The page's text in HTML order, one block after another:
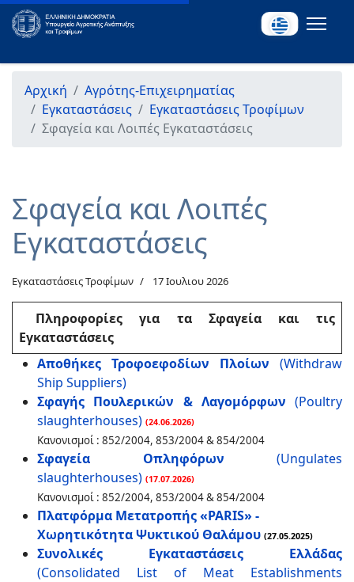
Αρχική
Αγρότης-Επιχειρηματίας
Εγκαταστάσεις
Εγκαταστάσεις Τροφίμων
Σφαγεία και Λοιπές Εγκαταστάσεις
Σφαγεία και Λοιπές
Εγκαταστάσεις
Εγκαταστάσεις Τροφίμων 17 Ιουλιου 2026
Πληροφορίες για τα Σφαγεία και τις
Εγκαταστάσεις
Αποθήκες Τροφοεφοδίων Πλοίων (Withdraw
Ship Suppliers)
Σφαγής Πουλερικών & Λαγομόρφων (Poultry
slaughterhouses) (24.06.2026)
Κανονισμοί : 852/2004, 853/2004 & 854/2004
Σφαγεία Οπληφόρων (Ungulates
slaughterhouses) (17.07.2026)
Κανονισμοί : 852/2004, 853/2004 & 854/2004
Πλατφόρμα Μετατροπής «PARIS» -
Χωρητικότητα Ψυκτικού Θαλάμου (27.05.2025)
Συνολικές Εγκαταστάσεις Ελλάδας
(Consolidated List of Meat Establishments